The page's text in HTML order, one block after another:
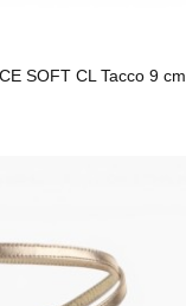
SOFT CL Tacco 9 cm